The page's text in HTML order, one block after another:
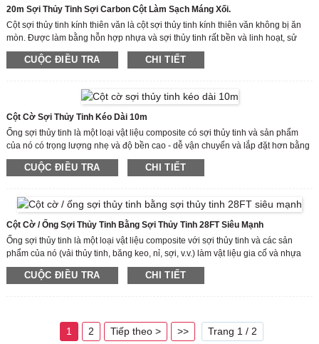
20m Sợi Thủy Tinh Sợi Carbon Cột Làm Sạch Máng Xối.
Cột sợi thủy tinh kính thiên văn là cột sợi thủy tinh kính thiên văn không bị ăn
mòn. Được làm bằng hỗn hợp nhựa và sợi thủy tinh rất bền và linh hoạt, sử
dụng vật liệu sợi thủy tinh đặc biệt được bọc trong các lớp đa hướng.
Cột sợi thủy tinh dạng ống lồng dễ chế tạo và lắp đặt, nhẹ/độ bền cao. Cột sợi
thống khóa độc đáo.
CUỘC ĐIỀU TRA CHI TIẾT
Cột Cờ Sợi Thủy Tinh Kéo Dài 10m
Ống sợi thủy tinh là một loại vật liệu composite có sợi thủy tinh và sản phẩm
của nó có trọng lượng nhẹ và độ bền cao - dễ vận chuyển và lắp đặt hơn bằng
các dụng cụ tiêu chuẩn.
Độ bền trọng lượng tuyệt vời (mạnh hơn thép có cùng trọng lượng)
CUỘC ĐIỀU TRA CHI TIẾT
Cột Cờ / Ống Sợi Thủy Tinh Bằng Sợi Thủy Tinh 28FT Siêu Mạnh
Ống sợi thủy tinh là một loại vật liệu composite với sợi thủy tinh và các sản
phẩm của nó (vải thủy tinh, băng keo, nỉ, sợi, v.v.) làm vật liệu gia cố và nhựa
tổng hợp làm vật liệu nền.
CUỘC ĐIỀU TRA CHI TIẾT
1 2 Tiếp theo > >> Trang 1 / 2